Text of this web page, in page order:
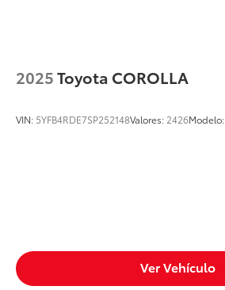
2025Toyota COROLLA
VIN: 5YFB4RDE7SP252148Valores: 2426Modelo:
Ver Vehículo